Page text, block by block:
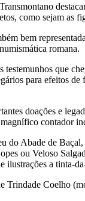
como sejam
bem
romana.
que
para efeitos
doações e
contador
Abade de
ou Veloso
a tinta-
Trindade